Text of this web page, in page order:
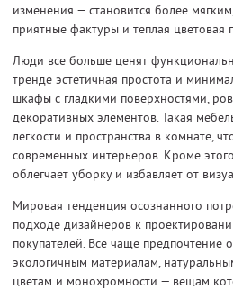
изменения — становится более
приятные фактуры и теплая цветовая
Люди все больше ценят
тренде эстетичная простота и
шкафы с гладкими поверхностями,
декоративных элементов. Такая
легкости и пространства в комнате,
современных интерьеров. Кроме
облегчает уборку и избавляет от
Мировая тенденция осознанного
подходе дизайнеров к
покупателей. Все чаще предпочтение
экологичным материалам,
цветам и монохромности — вещам